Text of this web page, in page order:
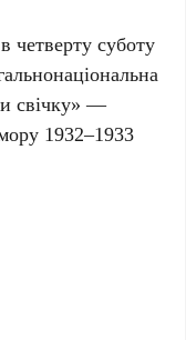
четверту суботу
свічку» —
1932–1933